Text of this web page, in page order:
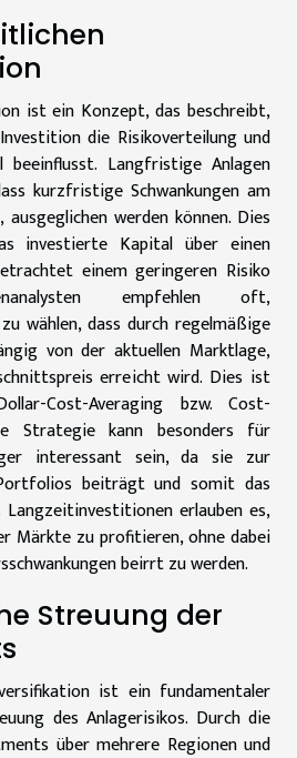
ist ein Konzept, das beschreibt,
die Risikoverteilung und
beeinflusst. Langfristige Anlagen
kurzfristige Schwankungen am
werden können. Dies
investierte Kapital über einen
einem geringeren Risiko
empfehlen oft,
wählen, dass durch regelmäßige
von der aktuellen Marktlage,
erreicht wird. Dies ist
Cost-Averaging bzw. Cost-
Strategie kann besonders für
interessant sein, da sie zur
beiträgt und somit das
erlauben es,
Märkte zu profitieren, ohne dabei
beirrt zu werden.
Streuung der
ist ein fundamentaler
des Anlagerisikos. Durch die
über mehrere Regionen und